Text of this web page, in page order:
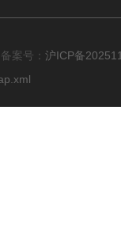
案号： 沪ICP备